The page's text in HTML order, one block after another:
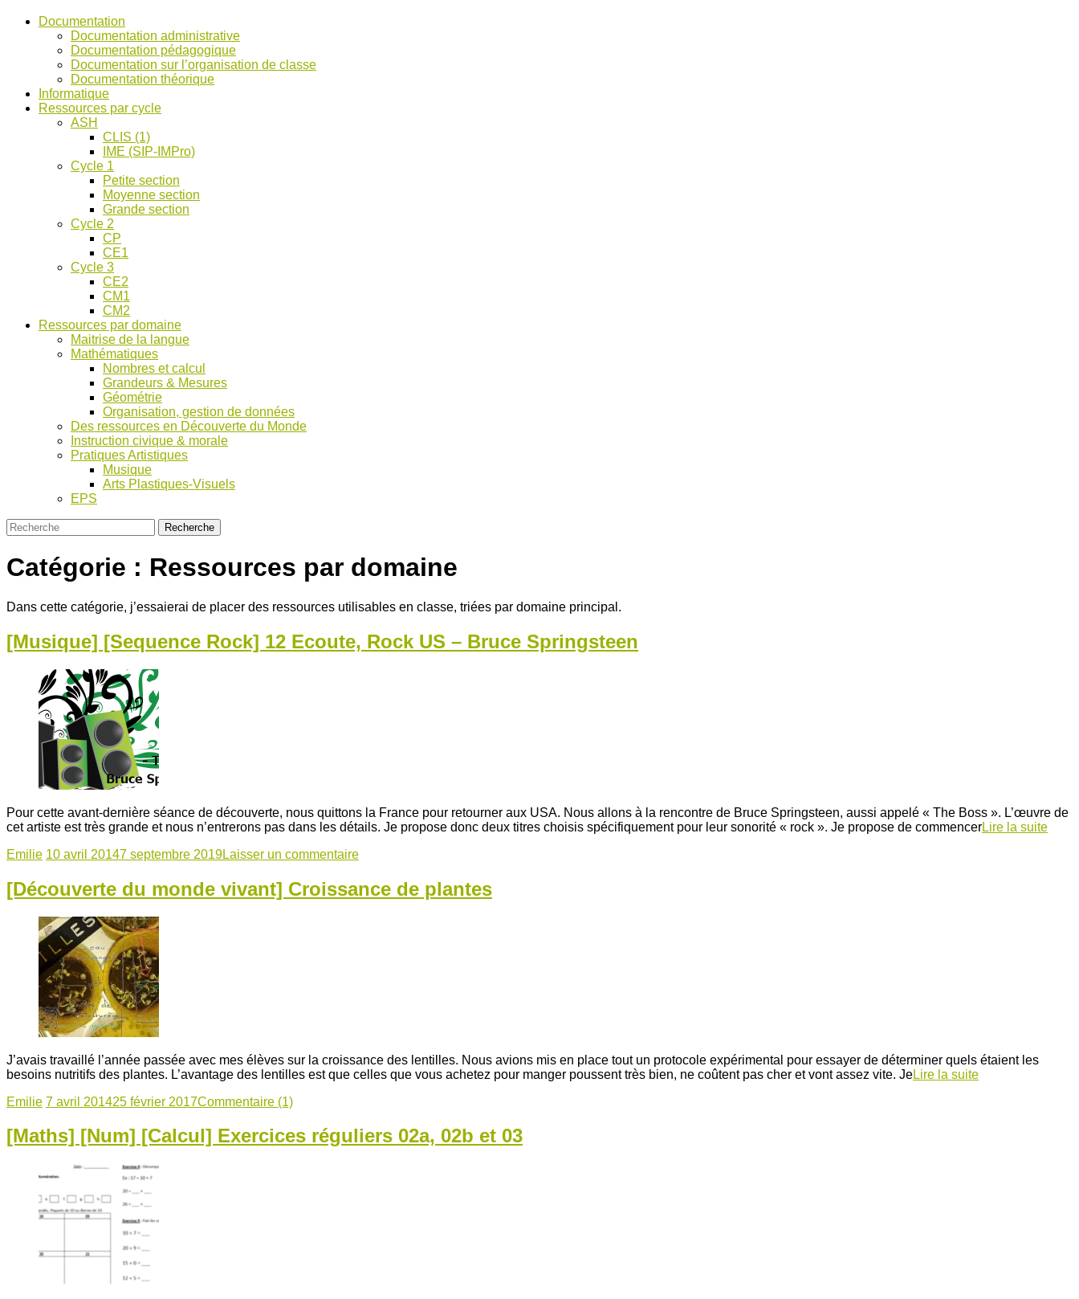
Bancs
d’Ecole
pour
discussions
Documentation
Documentation administrative
Documentation pédagogique
Documentation sur l’organisation de classe
Documentation théorique
Informatique
Ressources par cycle
ASH
CLIS (1)
IME (SIP-IMPro)
Cycle 1
Petite section
Moyenne section
Grande section
Cycle 2
CP
CE1
Cycle 3
CE2
CM1
CM2
Ressources par domaine
Maitrise de la langue
Mathématiques
Nombres et calcul
Grandeurs & Mesures
Géométrie
Organisation, gestion de données
Des ressources en Découverte du Monde
Instruction civique & morale
Pratiques Artistiques
Musique
Arts Plastiques-Visuels
EPS
Catégorie : Ressources par domaine
Dans cette catégorie, j’essaierai de placer des ressources utilisables en classe, triées par domaine principal.
[Musique] [Sequence Rock] 12 Ecoute, Rock US – Bruce Springsteen
Pour cette avant-dernière séance de découverte, nous quittons la France pour retourner aux USA. Nous allons à la rencontre de Bruce Springsteen, aussi appelé « The Boss ». L’œuvre de
cet artiste est très grande et nous n’entrerons pas dans les détails. Je propose donc deux titres choisis spécifiquement pour leur sonorité « rock ». Je propose de commencerLire la suite
Emilie 10 avril 20147 septembre 2019Laisser un commentaire
[Découverte du monde vivant] Croissance de plantes
J’avais travaillé l’année passée avec mes élèves sur la croissance des lentilles. Nous avions mis en place tout un protocole expérimental pour essayer de déterminer quels étaient les
besoins nutritifs des plantes. L’avantage des lentilles est que celles que vous achetez pour manger poussent très bien, ne coûtent pas cher et vont assez vite. JeLire la suite
Emilie 7 avril 201425 février 2017Commentaire (1)
[Maths] [Num] [Calcul] Exercices réguliers 02a, 02b et 03